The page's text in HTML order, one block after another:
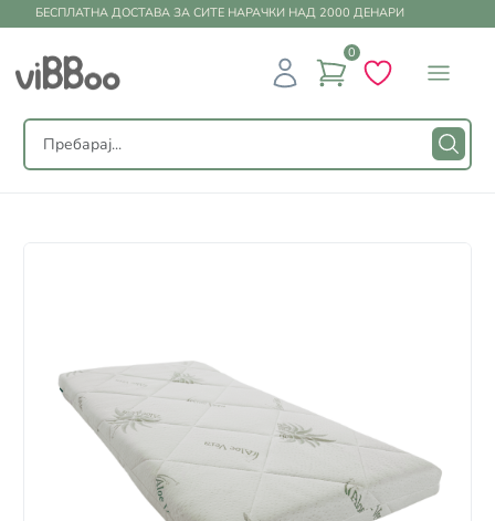
БЕСПЛАТНА ДОСТАВА ЗА СИТЕ НАРАЧКИ НАД 2000 ДЕНАРИ
0